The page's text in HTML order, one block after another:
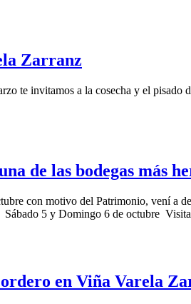
Zarranz
te invitamos a la cosecha y el
de las bodegas más
con motivo del Patrimonio, vení a
Sábado 5 y Domingo 6 de octubre
en Viña Varela